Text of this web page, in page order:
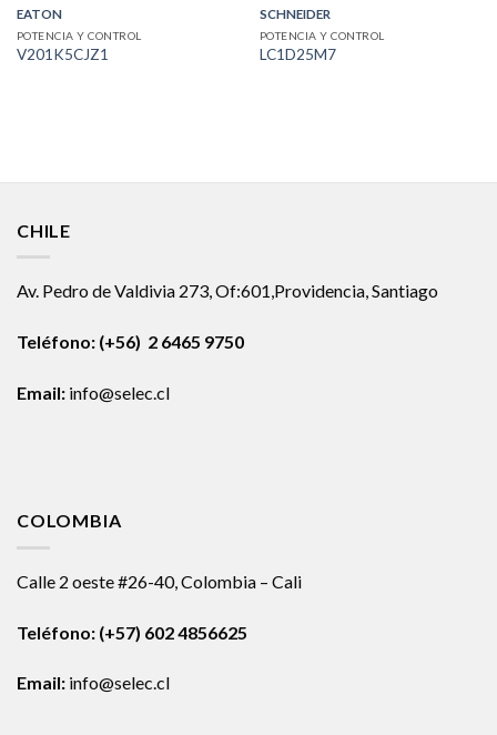
EATON
POTENCIA Y CONTROL
V201K5CJZ1
SCHNEIDER
POTENCIA Y CONTROL
LC1D25M7
CHILE
Av. Pedro de Valdivia 273, Of:601,Providencia, Santiago
Teléfono: (+56) 2 6465 9750
Email: info@selec.cl
COLOMBIA
Calle 2 oeste #26-40, Colombia – Cali
Teléfono: (+57) 602 4856625
Email: info@selec.cl